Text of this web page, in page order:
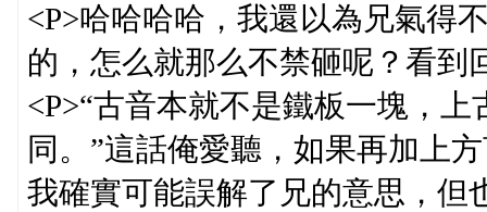
<P>哈哈哈哈，我還以為兄氣得
的，怎么就那么不禁砸呢？看到
<P>“古音本就不是鐵板一塊，
同。”這話俺愛聽，如果再加上
我確實可能誤解了兄的意思，但